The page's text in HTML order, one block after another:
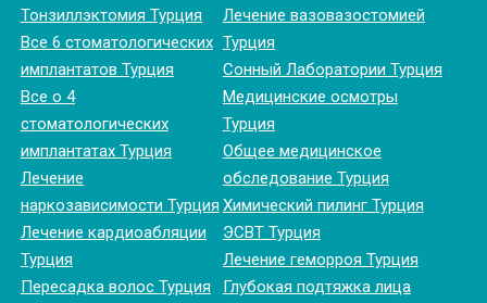
Тонзиллэктомия Турция
Все 6 стоматологических
имплантатов Турция
Все о 4
стоматологических
имплантатах Турция
Лечение
наркозависимости Турция
Лечение кардиоабляции
Турция
Пересадка волос Турция
Лечение вазовазостомией
Турция
Сонный Лаборатории Турция
Медицинские осмотры
Турция
Общее медицинское
обследование Турция
Химический пилинг Турция
ЭСВТ Турция
Лечение геморроя Турция
Глубокая подтяжка лица